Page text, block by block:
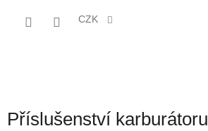
CZK
Příslušenství karburátoru